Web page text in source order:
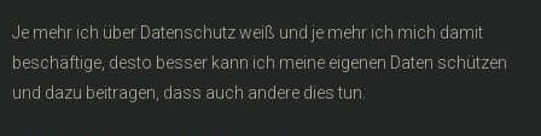
Je mehr ich über Datenschutz weiß und je mehr ich mich damit
beschäftige, desto besser kann ich meine eigenen Daten schützen
und dazu beitragen, dass auch andere dies tun.